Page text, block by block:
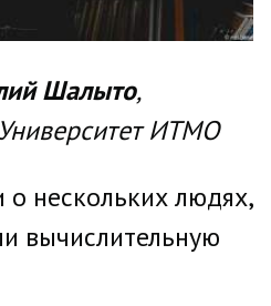
Шалыто,
ИТМО
о нескольких людях,
вычислительную